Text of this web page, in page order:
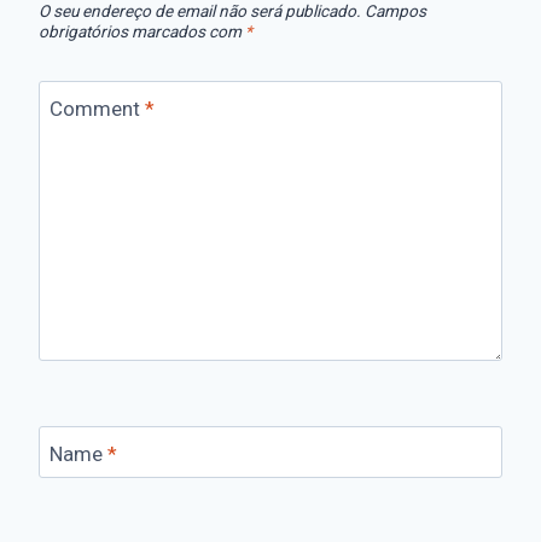
O seu endereço de email não será publicado. Campos
obrigatórios marcados com *
Comment *
Name *